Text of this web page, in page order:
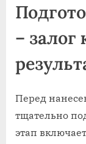
– залог
Перед
тщательно
этап